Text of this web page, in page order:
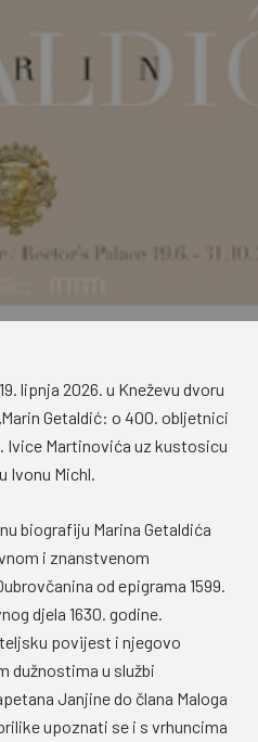
lipnja 2026. u Kneževu dvoru
Getaldić: o 400. obljetnici
Ivice Martinovića uz kustosicu
Ivonu Michl.
biografiju Marina Getaldića
i znanstvenom
od epigrama 1599.
djela 1630. godine.
povijest i njegovo
dužnostima u službi
Janjine do člana Maloga
upoznati se i s vrhuncima